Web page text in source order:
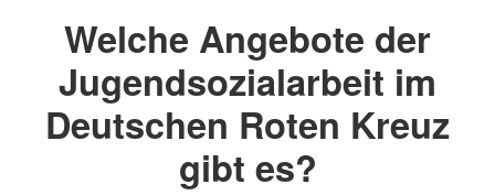
Welche Angebote der
Jugendsozialarbeit im
Deutschen Roten Kreuz
gibt es?